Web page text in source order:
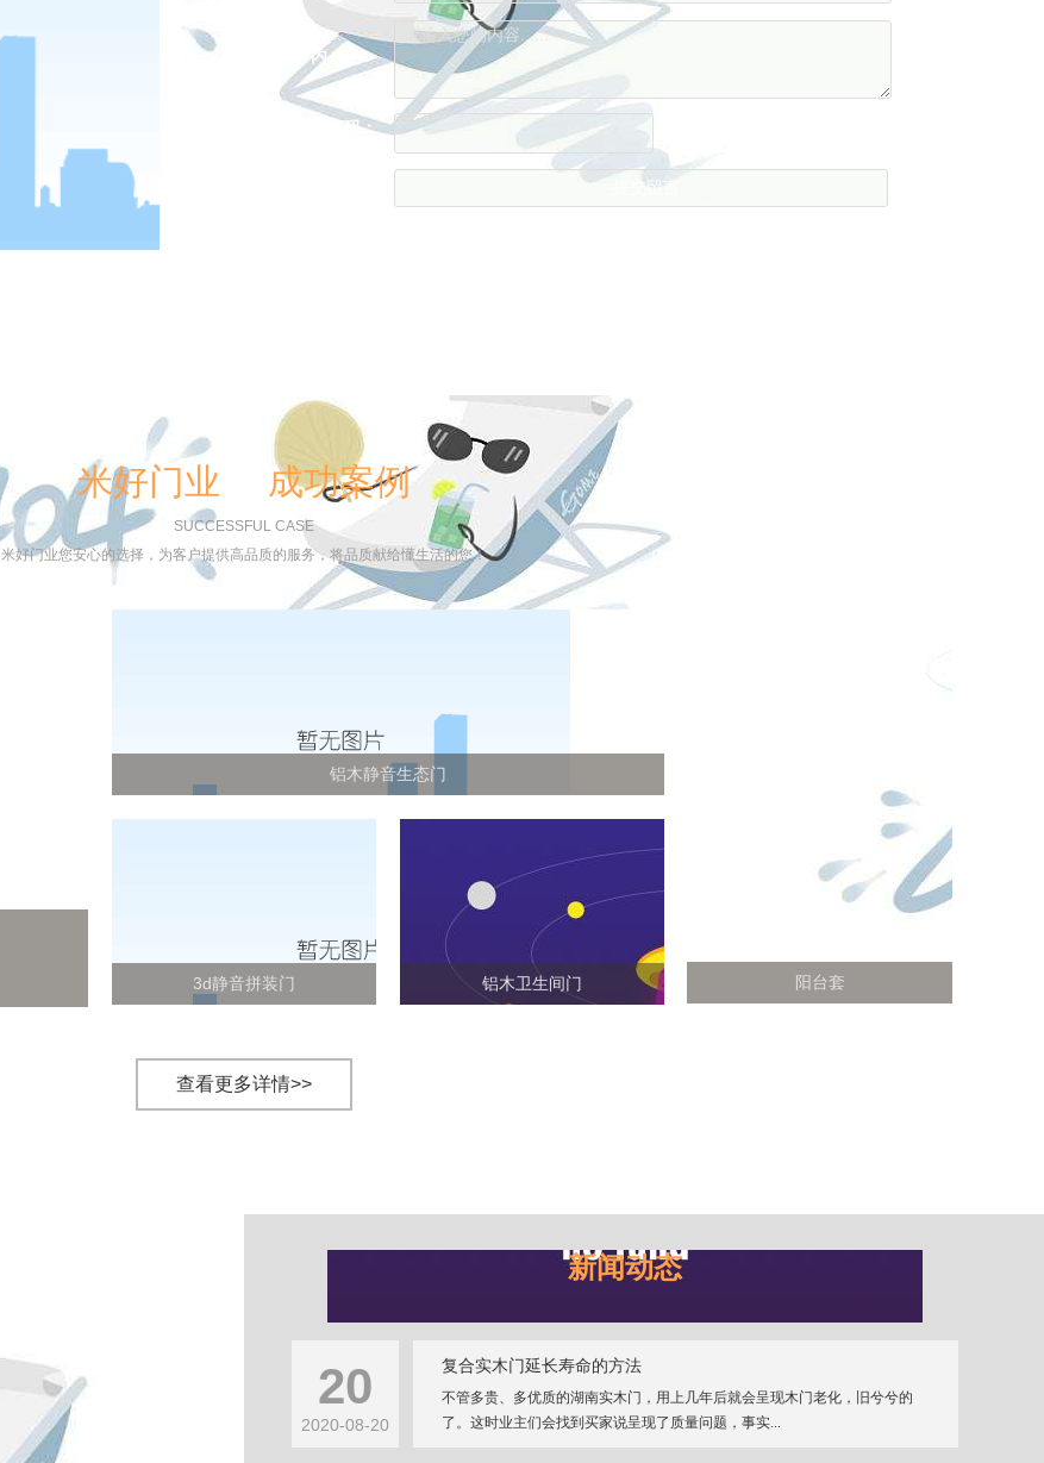
内 容：
请输入您的内容......
验证码：
米好门业 成功案例
SUCCESSFUL CASE
米好门业您安心的选择，为客户提供高品质的服务，将品质献给懂生活的您！
铝木静音生态门
3d静音拼装门 铝木卫生间门 阳台套
查看更多详情>>
新闻动态
20
2020-08-20
复合实木门延长寿命的方法
不管多贵、多优质的湖南实木门，用上几年后就会呈现木门老化，旧兮兮的
了。这时业主们会找到买家说呈现了质量问题，事实...